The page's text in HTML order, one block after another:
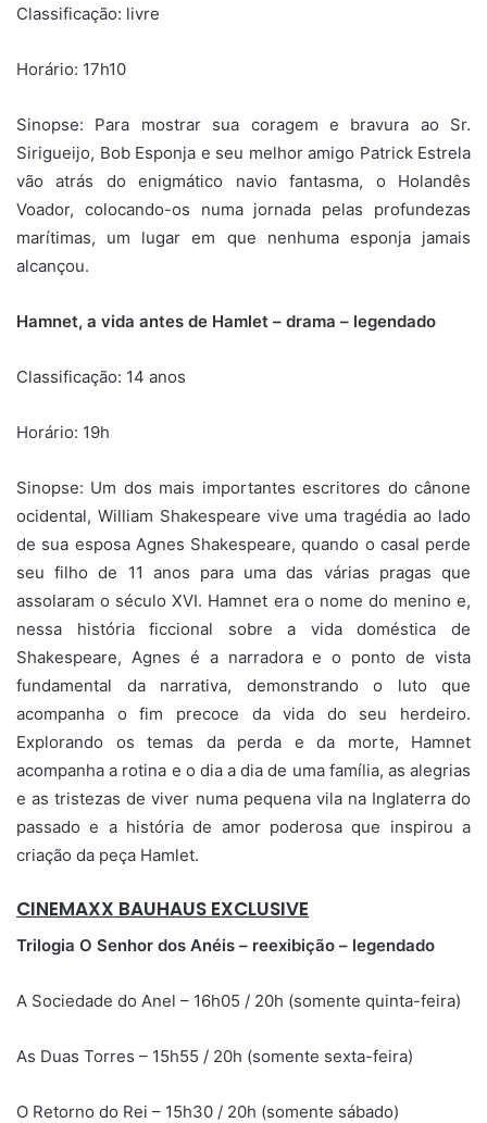
Classificação: livre
Horário: 17h10
Sinopse: Para mostrar sua coragem e bravura ao Sr.
Sirigueijo, Bob Esponja e seu melhor amigo Patrick Estrela
vão atrás do enigmático navio fantasma, o Holandês
Voador, colocando-os numa jornada pelas profundezas
marítimas, um lugar em que nenhuma esponja jamais
alcançou.
Hamnet, a vida antes de Hamlet – drama – legendado
Classificação: 14 anos
Horário: 19h
Sinopse: Um dos mais importantes escritores do cânone
ocidental, William Shakespeare vive uma tragédia ao lado
de sua esposa Agnes Shakespeare, quando o casal perde
seu filho de 11 anos para uma das várias pragas que
assolaram o século XVI. Hamnet era o nome do menino e,
nessa história ficcional sobre a vida doméstica de
Shakespeare, Agnes é a narradora e o ponto de vista
fundamental da narrativa, demonstrando o luto que
acompanha o fim precoce da vida do seu herdeiro.
Explorando os temas da perda e da morte, Hamnet
acompanha a rotina e o dia a dia de uma família, as alegrias
e as tristezas de viver numa pequena vila na Inglaterra do
passado e a história de amor poderosa que inspirou a
criação da peça Hamlet.
CINEMAXX BAUHAUS EXCLUSIVE
Trilogia O Senhor dos Anéis – reexibição – legendado
A Sociedade do Anel – 16h05 / 20h (somente quinta-feira)
As Duas Torres – 15h55 / 20h (somente sexta-feira)
O Retorno do Rei – 15h30 / 20h (somente sábado)